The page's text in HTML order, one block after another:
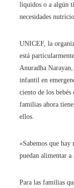
líquidos o a algún
necesidades
UNICEF, la
está
Anuradha
infantil en
ciento de los
familias ahora
ellos.
«Sabemos que
puedan alimentar a
Para las familias